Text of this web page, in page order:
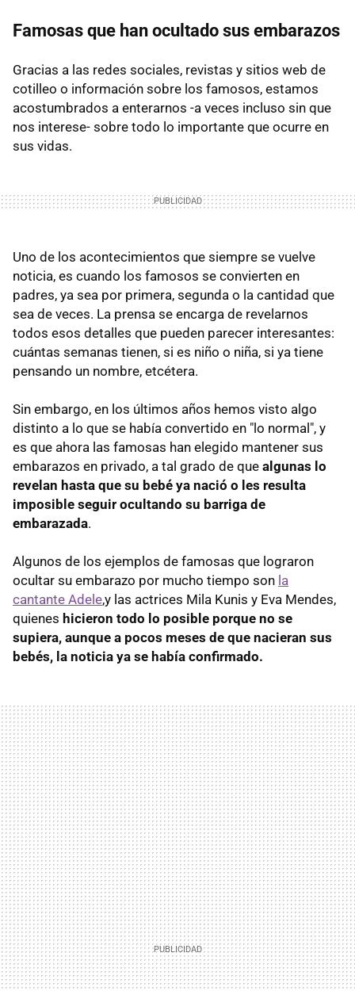
Famosas que han ocultado sus embarazos
Gracias a las redes sociales, revistas y sitios web de
cotilleo o información sobre los famosos, estamos
acostumbrados a enterarnos -a veces incluso sin que
nos interese- sobre todo lo importante que ocurre en
sus vidas.
Uno de los acontecimientos que siempre se vuelve
noticia, es cuando los famosos se convierten en
padres, ya sea por primera, segunda o la cantidad que
sea de veces. La prensa se encarga de revelarnos
todos esos detalles que pueden parecer interesantes:
cuántas semanas tienen, si es niño o niña, si ya tiene
pensando un nombre, etcétera.
Sin embargo, en los últimos años hemos visto algo
distinto a lo que se había convertido en "lo normal", y
es que ahora las famosas han elegido mantener sus
embarazos en privado, a tal grado de que algunas lo
revelan hasta que su bebé ya nació o les resulta
imposible seguir ocultando su barriga de
embarazada.
Algunos de los ejemplos de famosas que lograron
ocultar su embarazo por mucho tiempo son la
cantante Adele,y las actrices Mila Kunis y Eva Mendes,
quienes hicieron todo lo posible porque no se
supiera, aunque a pocos meses de que nacieran sus
bebés, la noticia ya se había confirmado.